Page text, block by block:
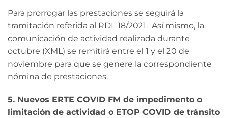
Para prorrogar las prestaciones se seguirá la
tramitación referida al RDL 18/2021. Así mismo, la
comunicación de actividad realizada durante
octubre (XML) se remitirá entre el 1 y el 20 de
noviembre para que se genere la correspondiente
nómina de prestaciones.
5. Nuevos ERTE COVID FM de impedimento o
limitación de actividad o ETOP COVID de tránsito